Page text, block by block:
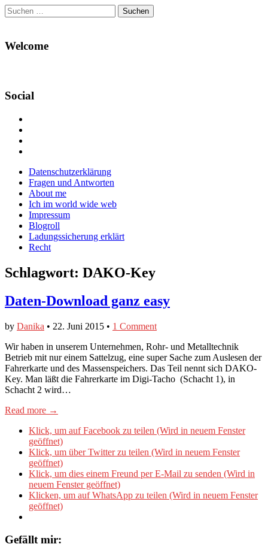
Suchen
nach:
Welcome
Social
Facebook
anzeigen
Twitter
anzeigen
auf
Instagram
anzeigen
Main
menu
Skip
content
Datenschutzerklärung
Fragen und Antworten
About me
Ich im world wide web
Impressum
Blogroll
Ladungssicherung erklärt
Recht
Schlagwort: DAKO-Key
Daten-Download ganz easy
by Danika • 22. Juni 2015 • 1 Comment
Wir haben in unserem Unternehmen, Rohr- und Metalltechnik
Betrieb mit nur einem Sattelzug, eine super Sache zum Auslesen der
Fahrerkarte und des Massenspeichers. Das Teil nennt sich DAKO-
Key. Man läßt die Fahrerkarte im Digi-Tacho (Schacht 1), in
Schacht 2 wird…
Read more →
Klick, um auf Facebook zu teilen (Wird in neuem Fenster
geöffnet)
Klick, um über Twitter zu teilen (Wird in neuem Fenster
geöffnet)
Klick, um dies einem Freund per E-Mail zu senden (Wird in
neuem Fenster geöffnet)
Klicken, um auf WhatsApp zu teilen (Wird in neuem Fenster
geöffnet)
Gefällt mir: